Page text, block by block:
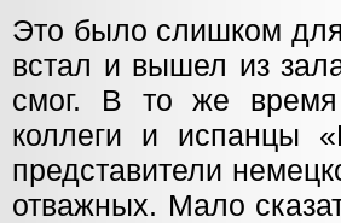
Это было слишком
встал и вышел из
смог. В то же время
коллеги и испанцы
представители
отважных. Мало